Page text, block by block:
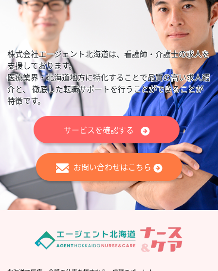
株式会社エージェント北海道は、看護師・介護士の求人を
支援しております。
医療業界・北海道地方に特化することで品質の高い求人紹
介と、 徹底した転職サポートを行うことができることが
特徴です。
サービスを確認する
お問い合わせはこちら